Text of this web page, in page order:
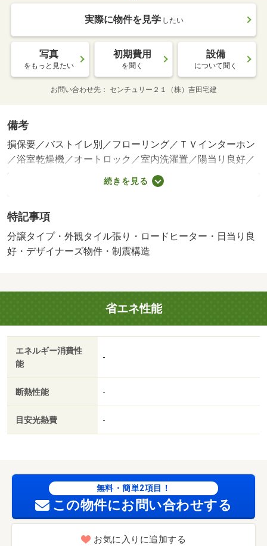
実際に物件を見学 したい
写真
をもっと見たい
初期費用
を聞く
設備
について聞く
お問い合わせ先 センチュリー２１（株）吉田宅建
備考
損保要／バストイレ別／フローリング／ＴＶインターホン
／浴室乾燥機／オートロック／室内洗濯置／陽当り良好／
シューズボックス／システムキッチン／追焚機能浴室／温
水洗浄便座／エレベーター／洗面所独立／洗面化粧台／宅
即入居可／ＢＳ・ＣＳ／３口以上コンロ／防犯カメラ／分
譲賃貸／オートバス／ウォークインクロゼット／敷金１ヶ
月／全居室フローリング／デザイナーズ／駅まで平坦／ネ
ィング／複層ガラス／ガス暖房／未入居／設計住宅性能評
価付／３駅以上利用可／３沿線以上利用可／駅前／駅徒歩
５分以内／制震構造／タワー型マンション／ゲストルーム
／ゴミ回収サービス／２４時間ゴミ出し可／風除室／築５
年以内／ＬＡＮ／礼金１ヶ月／ファンコンベクタ／ローソ
ン苗穂駅南口店（コンビニ）まで１５０ｍ／イトーヨーカ
中央中学校（中学校）まで１３００ｍ／札幌市立中央小学
校（小学校）まで１０２０ｍ／ＪＡ北海道厚生連札幌厚生
病院（病院）まで４５０ｍ／苗穂駅前郵便局（郵便局）ま
続きを見る
特記事項
分譲タイプ・外観タイル張り・ロードヒーター・日当り良
好・デザイナーズ物件・制震構造
省エネ性能
エネルギー消費性
能
-
断熱性能 -
目安光熱費 -
無料・簡単2項目！
この物件にお問い合わせする
お気に入りに追加する